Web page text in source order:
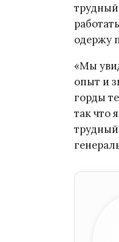
одержу
«Мы
опыт и
горды
так что
трудный